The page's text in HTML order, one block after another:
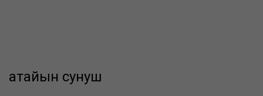
атайын сунуш